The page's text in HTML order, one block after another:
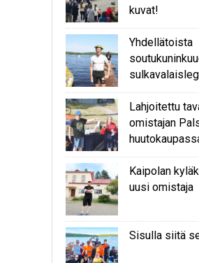
kuvat!
Yhdellätoista
Lahjoitettu
omistajan
Kaipolan
uusi omistaja
Sisulla siitä